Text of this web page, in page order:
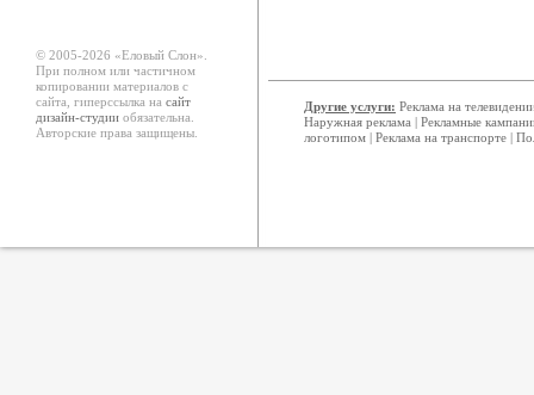
© 2005-2026 «Еловый Cлон».
При полном или частичном
копировании материалов с
сайта, гиперссылка на сайт
дизайн-студии обязательна.
Авторские права защищены.
Другие услуги: Реклама на
Наружная реклама | Рекламные
логотипом | Реклама на транспорте |